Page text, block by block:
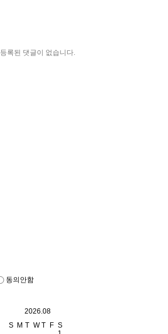
등록된 댓글이 없습니다.
동의안함
2026.08
S M T W T F S